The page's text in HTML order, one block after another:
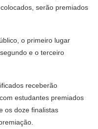
serão premiados
o primeiro lugar
e o terceiro
receberão
estudantes premiados
os doze finalistas